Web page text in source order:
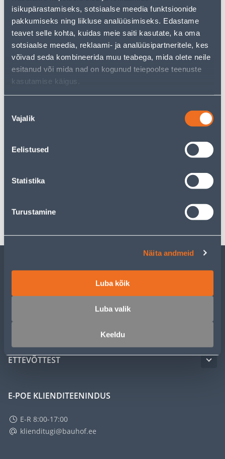
isikupärastamiseks, sotsiaalse meedia funktsioonide
pakkumiseks ning liikluse analüüsimiseks. Edastame
teavet selle kohta, kuidas meie saiti kasutate, ka oma
sotsiaalse meedia, reklaami- ja analüüsipartneritele, kes
võivad seda kombineerida muu teabega, mida olete neile
esitanud või mida nad on kogunud teiepoolse teenuste
kasutamise käigus.
valik
Vajalik
Eelistused
Statistika
Turustamine
Näita andmeid
Luba kõik
Luba valik
Keeldu
Teie ostlemisrõõm ei pea aga siin lõppema - oma
uurimistööd saate jätkata, naastesavalehelevõi
kasutades meie võimsat otsingufunktsiooni, et leida
veelgi meelepärasemad valikuid. Head ostlemist!
• 14-päevane tagastusõigus.
Spetsifikatsioon
Transport
ETTEVÕTTEST
E-POE KLIENDITEENINDUS
E-R 8:00-17:00
klienditugi@bauhof.ee